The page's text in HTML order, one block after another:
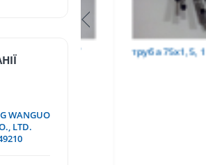
труба 75х1,5,
WANGUO
LTD.